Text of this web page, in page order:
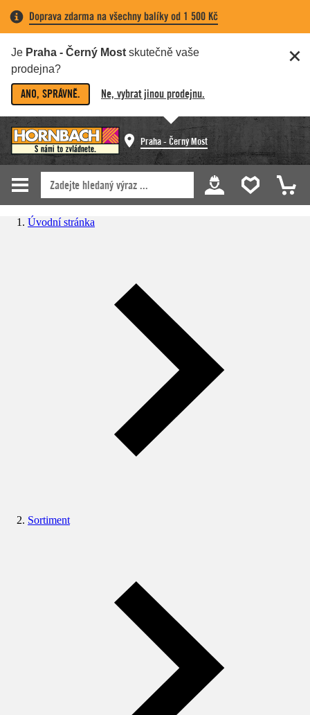
Doprava zdarma na všechny balíky od 1 500 Kč
Je Praha - Černý Most skutečně vaše
prodejna?
ANO, SPRÁVNĚ. Ne, vybrat jinou prodejnu.
Praha - Černý Most
Úvodní stránka
Sortiment